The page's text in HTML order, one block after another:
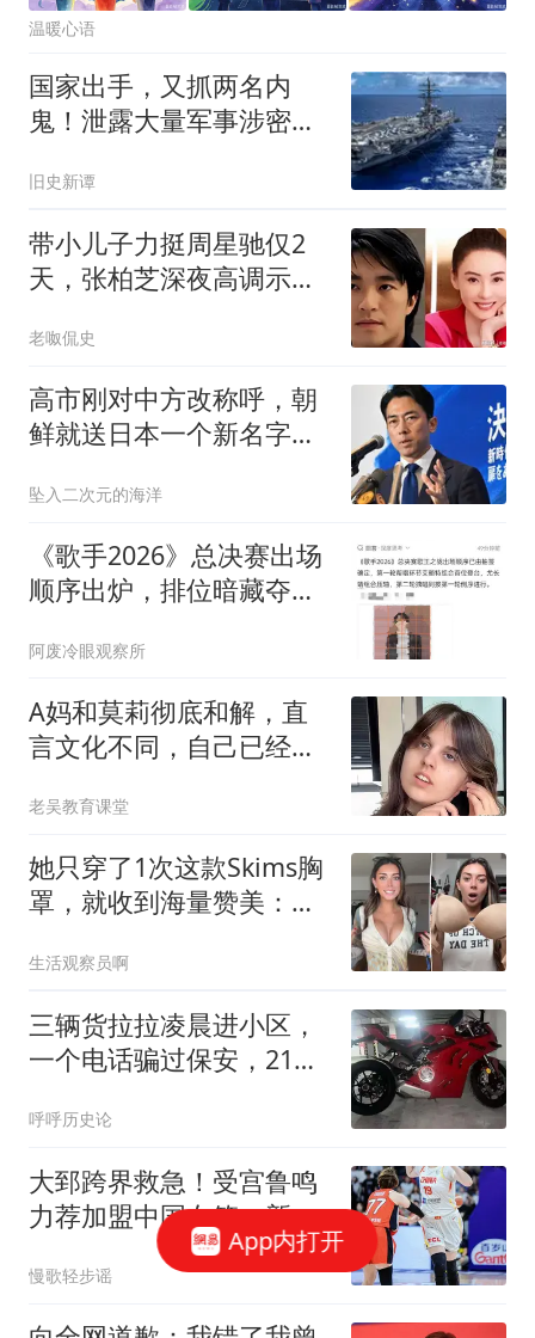
温暖心语
国家出手，又抓两名内
鬼！泄露大量军事涉密资
旧史新谭
带小儿子力挺周星驰仅2
天，张柏芝深夜高调示
老呶侃史
高市刚对中方改称呼，朝
鲜就送日本一个新名字，
坠入二次元的海洋
《歌手2026》总决赛出场
顺序出炉，排位暗藏夺冠
阿废冷眼观察所
A妈和莫莉彻底和解，直
言文化不同，自己已经做
老吴教育课堂
她只穿了1次这款Skims胸
罩，就收到海量赞美：轻
生活观察员啊
三辆货拉拉凌晨进小区，
一个电话骗过保安，21万
呼呼历史论
大郅跨界救急！受宫鲁鸣
力荐加盟中国女篮，新身
份正式确定
慢歌轻步谣
App内打开